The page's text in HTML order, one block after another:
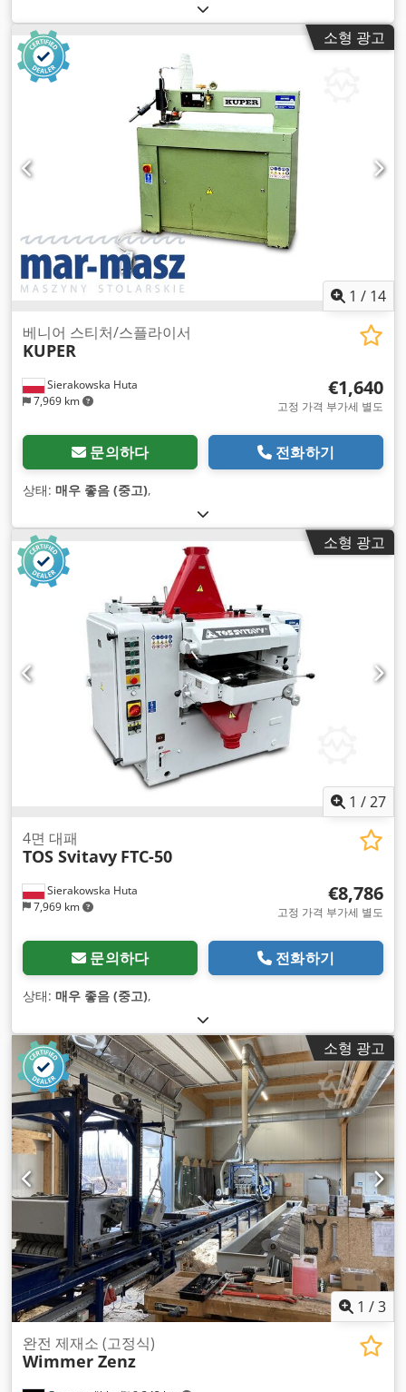
소형 광고
1 / 14
Sierakowska Huta
7,969 km
베니어 스티처/스플라이서
KUPER
€1,640
고정 가격 부가세 별도
문의하다 전화하기
상태: 매우 좋음 (중고),
소형 광고
1 /27
Sierakowska Huta
7,969 km
4면 대패
TOS Svitavy FTC-50
€8,786
고정 가격 부가세 별도
문의하다 전화하기
상태: 매우 좋음 (중고),
소형 광고
1 /3
완전 제재소 (고정식)
Wimmer Zenz